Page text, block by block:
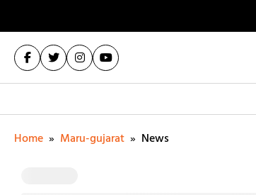
Home » Maru-gujarat » News